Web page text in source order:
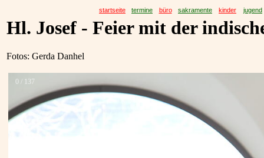
startseite termine büro sakramente kinder jugend
Hl. Josef - Feier mit der
Fotos: Gerda Danhel
0 / 137
❮